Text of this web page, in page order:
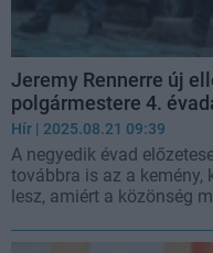
Jeremy Rennerre új
polgármestere 4.
Hír | 2025.08.21 09:39
A negyedik évad
továbbra is az a
lesz, amiért a közönség